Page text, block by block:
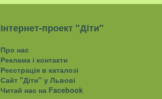
Інтернет-проект "Діти"
Про нас
Реклама і контакти
Реєстрація в каталозі
Сайт "Діти" у Львові
Читай нас на Facebook